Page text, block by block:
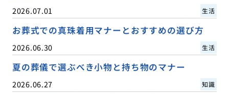
2026.07.01 生活
お葬式での真珠着用マナーとおすすめの選び方
2026.06.30 生活
夏の葬儀で選ぶべき小物と持ち物のマナー
2026.06.27 知識